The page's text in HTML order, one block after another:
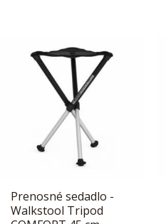
Prenosné sedadlo -
Walkstool Tripod